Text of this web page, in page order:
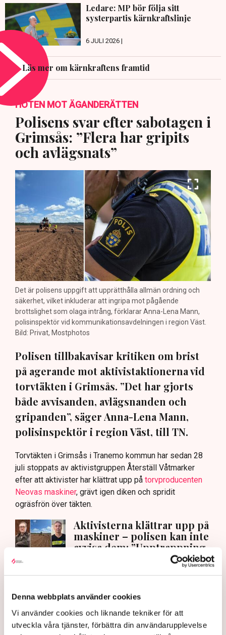
Denna webbplats använder cookies
Vi använder cookies och liknande tekniker för att
utveckla våra tjänster, förbättra din användarupplevelse
Ledare: MP bör följa sitt
systerpartis kärnkraftslinje
6 JULI 2026 |
Läs mer om kärnkraftens framtid
HOTEN MOT ÄGANDERÄTTEN
Polisens svar efter sabotagen i
Grimsås: ”Flera har gripits
och avlägsnats”
Det är polisens uppgift att upprätthålla allmän ordning och
säkerhet, vilket inkluderar att ingripa mot pågående
brottslighet som olaga intrång, förklarar Anna-Lena Mann,
polisinspektör vid kommunikationsavdelningen i region Väst.
Bild: Privat, Mostphotos
Polisen tillbakavisar kritiken om brist
på agerande mot aktivistaktionerna vid
torvtäkten i Grimsås. ”Det har gjorts
både avvisanden, avlägsnanden och
gripanden”, säger Anna-Lena Mann,
polisinspektör i region Väst, till TN.
Torvtäkten i Grimsås i Tranemo kommun har sedan 28
juli stoppats av aktivistgruppen Återställ Våtmarker
efter att aktivister har klättrat upp på torvproducenten
Neovas maskiner, grävt igen diken och spridit
ogräsfrön över täkten.
Aktivisterna klättrar upp på
maskiner – polisen kan inte
avvisa dem: ”Upptrappning
AI-sammanfattning
Torvtäkten i Grimsås har stoppats av aktivister
sedan 28 juli.